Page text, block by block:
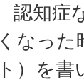
認知症
なっ
）を